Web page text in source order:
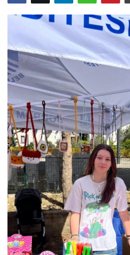
Asayiş
Gizlilik Politikası
Reklam ve İşbirliği
Bodrum Trafik Yoğunluk Haritası
Turizm
Siyaset
Bodrum Nöbetçi Eczaneler
Köşe Yazarları
Spor